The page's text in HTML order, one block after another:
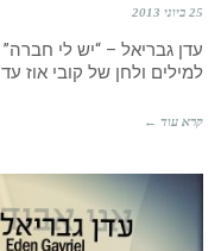
25 ביוני 2013
עדן גבריאל – “יש לי
למילים ולחן של קובי אוז
קרא עוד ←